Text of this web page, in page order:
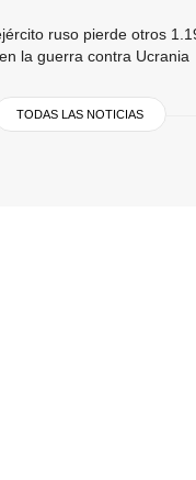
ruso pierde otros
la guerra contra Ucrania
TODAS LAS NOTICIAS